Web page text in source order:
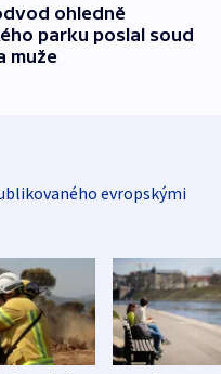
ohledně
parku poslal soud
muže
evropskými